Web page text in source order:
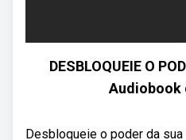
DESBLOQUEIE O
Audiobook
Desbloqueie o poder da